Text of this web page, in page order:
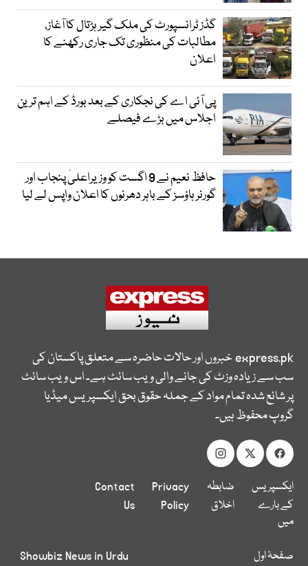
گڈز ٹرانسپورٹ کی ملک گیر ہڑتال کا آغاز،
مطالبات کی منظوری تک جاری رکھنے کا
اعلان
پی آئی اے کی نجکاری کے بعد بورڈ کے اہم ترین
اجلاس میں بڑے فیصلے
حافظ نعیم نے 9 اگست کو وزیراعلیٰ پنجاب اور
گورنر ہاؤسز کے باہر دھرنوں کا اعلان واپس لے لیا
express.pkخبروں اور حالات حاضرہ سے متعلق پاکستان کی
سب سے زیادہ وزٹ کی جانے والی ویب سائٹ ہے۔ اس ویب سائٹ
پر شائع شدہ تمام مواد کے جملہ حقوق بحق ایکسپریس میڈیا
گروپ محفوظ ہیں۔
ایکسپریس
کے بارے
میں
ضابطہ
اخلاق
Privacy
Policy
Contact
Us
صفحۂ اول
Showbiz News in Urdu